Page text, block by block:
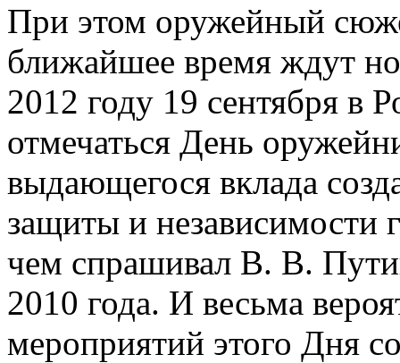
При этом оружейный
ближайшее время ждут
2012 году 19 сентября в
отмечаться День
выдающегося вклада
защиты и независимости
чем спрашивал В. В.
2010 года. И весьма
мероприятий этого Дня